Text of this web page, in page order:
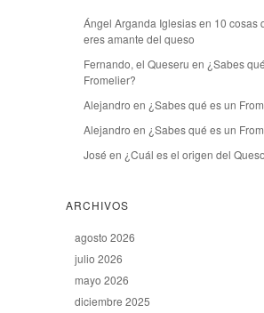
Ángel Arganda Iglesiasen 10 cosas
eres amante del queso
Fernando, el Queseru en ¿Sabes
Fromelier?
Alejandro en ¿Sabes qué es un
Alejandro en ¿Sabes qué es un
José en ¿Cuál es el origen del
ARCHIVOS
agosto 2026
julio 2026
mayo 2026
diciembre 2025